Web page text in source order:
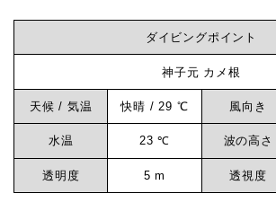
グ
ら
神
ン
神
ダイビングポイント
神子元 カメ根
天候 / 気温 快晴 / 29 ℃ 風向き
水温 23 ℃ 波の高さ
透明度 5 m 透視度